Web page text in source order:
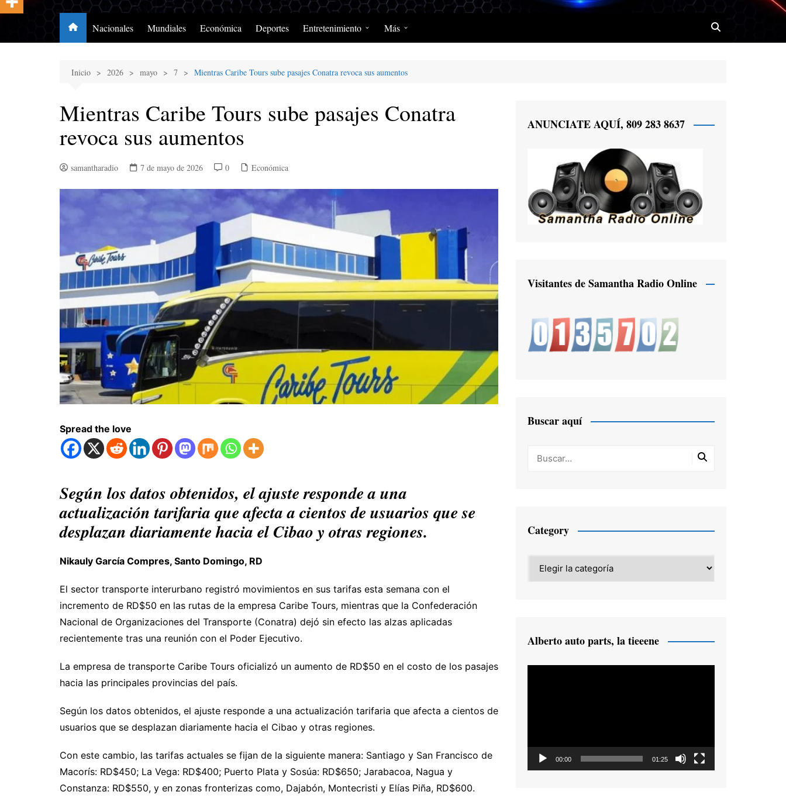
Nacionales Mundiales Económica Deportes Entretenimiento
MerengClásicos
Más
Inicio 2026 mayo 7 Mientras Caribe Tours sube pasajes Conatra revoca sus aumentos
Mientras Caribe Tours sube pasajes Conatra
revoca sus aumentos
samantharadio 7 de mayo de 2026 0 Económica
Spread the love
Según los datos obtenidos, el ajuste responde a una
actualización tarifaria que afecta a cientos de usuarios que se
desplazan diariamente hacia el Cibao y otras regiones.
Nikauly García Compres, Santo Domingo, RD
El sector transporte interurbano registró movimientos en sus tarifas esta semana con el
incremento de RD$50 en las rutas de la empresa Caribe Tours, mientras que la Confederación
Nacional de Organizaciones del Transporte (Conatra) dejó sin efecto las alzas aplicadas
recientemente tras una reunión con el Poder Ejecutivo.
La empresa de transporte Caribe Tours oficializó un aumento de RD$50 en el costo de los pasajes
hacia las principales provincias del país.
Según los datos obtenidos, el ajuste responde a una actualización tarifaria que afecta a cientos de
usuarios que se desplazan diariamente hacia el Cibao y otras regiones.
Con este cambio, las tarifas actuales se fijan de la siguiente manera: Santiago y San Francisco de
Macorís: RD$450; La Vega: RD$400; Puerto Plata y Sosúa: RD$650; Jarabacoa, Nagua y
Constanza: RD$550, y en zonas fronterizas como, Dajabón, Montecristi y Elías Piña, RD$600.
ANUNCIATE AQUÍ, 809 283 8637
Visitantes de Samantha Radio Online
Buscar aquí
Category
Alberto auto parts, la tieeene
00:00 01:25